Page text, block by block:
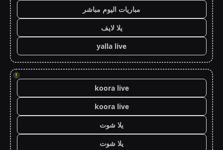
مباريات اليوم مباشر
يلا لايف
yalla live
!
koora live
koora live
يلا شوت
يلا شوت